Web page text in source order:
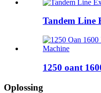
Tandem Line
1250 oant
Oplossing